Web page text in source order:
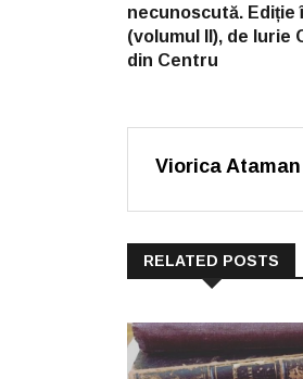
necunoscută. Ediție
(volumul II), de Iurie
din Centru
Viorica Ataman
RELATED POSTS